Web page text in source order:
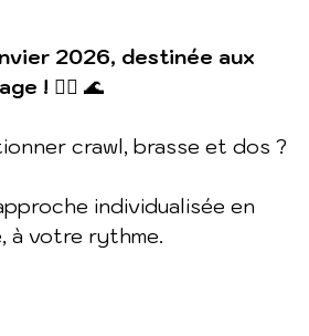
2026, destinée aux
! 🏊‍♂️ 🌊
crawl, brasse et dos ?
individualisée en
à votre rythme.